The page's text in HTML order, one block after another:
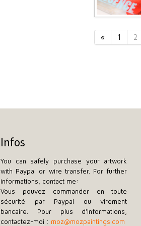
« 1 2
Infos
You can safely purchase your artwork
with Paypal or wire transfer. For further
informations, contact me:
Vous pouvez commander en toute
sécurité par Paypal ou virement
bancaire. Pour plus d'informations,
contactez-moi : moz@mozpaintings.com